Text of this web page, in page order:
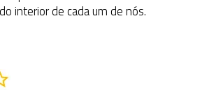
interior de cada um de nós.